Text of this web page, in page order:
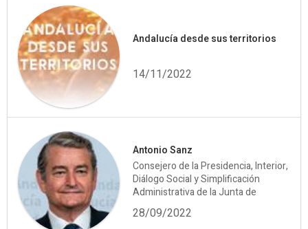
Andalucía desde sus territorios
14/11/2022
Antonio Sanz
Consejero de la Presidencia, Interior,
Diálogo Social y Simplificación
Administrativa de la Junta de
28/09/2022